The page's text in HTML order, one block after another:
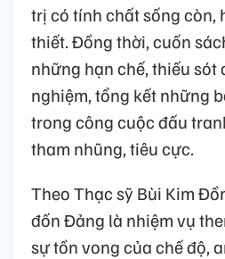
trị có tính chất sống còn,
thiết. Đồng thời, cuốn
những hạn chế, thiếu sót
nghiệm, tổng kết những
trong công cuộc đấu
tham nhũng, tiêu cực.
Theo Thạc sỹ Bùi Kim
đốn Đảng là nhiệm vụ
sự tồn vong của chế độ,